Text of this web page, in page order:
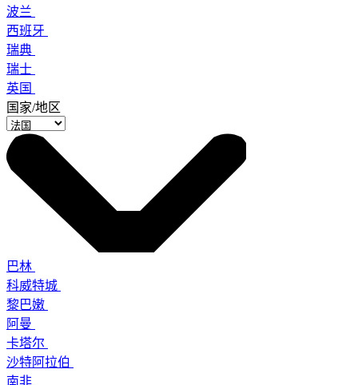
波兰
西班牙
瑞典
瑞士
英国
国家/地区
巴林
科威特城
黎巴嫩
阿曼
卡塔尔
沙特阿拉伯
南非